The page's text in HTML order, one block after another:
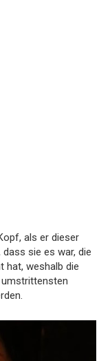
als er dieser
sie es war, die
hat, weshalb die